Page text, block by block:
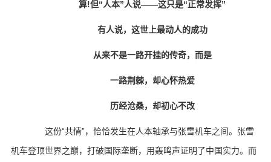
算!但“人本”人说——这只是“正常发挥”
有人说，这世上最动人的成功
从来不是一路开挂的传奇，而是
一路荆棘，却心怀热爱
历经沧桑，却初心不改
这份“共情”，恰恰发生在人本轴承与张雪机车之间。张雪
机车登顶世界之巅，打破国际垄断，用轰鸣声证明了中国实力。而